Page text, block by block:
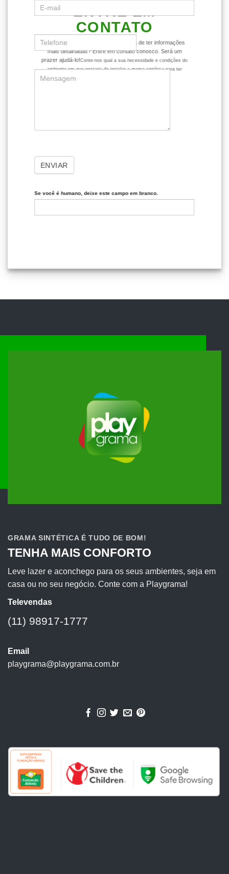
ENTRE EM
CONTATO
Ficou com alguma dúvida ou gostaria de ter informações
mais detalhadas? Entre em contato conosco. Será um
prazer ajudá-lo!Conte-nos qual a sua necessidade e condições do
ambiente em que gostaria de instalar a grama sintética para ter
dicas mais assertivas sobre o produto.
ENVIAR
Se você é humano, deixe este campo em branco.
GRAMA SINTÉTICA É TUDO DE BOM!
TENHA MAIS CONFORTO
Leve lazer e aconchego para os seus ambientes, seja em
casa ou no seu negócio. Conte com a Playgrama!
Televendas
(11) 98917-1777
Email
playgrama@playgrama.com.br